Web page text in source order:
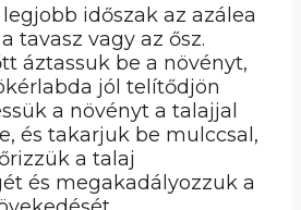
legjobb időszak az azálea
tavasz vagy az ősz.
áztassuk be a növényt,
jól telítődjön
a növényt a talajjal
és takarjuk be mulccsal,
a talaj
és megakadályozzuk a